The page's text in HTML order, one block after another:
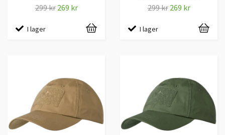
299 kr 269 kr
I lager
299 kr 269 kr
I lager